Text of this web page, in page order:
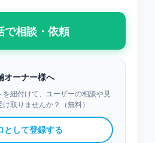
で相談・依頼
オーナー様へ
紐付けて、ユーザーの相談や見
取りませんか？（無料）
として登録する